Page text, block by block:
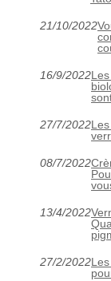
21/10/2022
16/9/2022
27/7/2022
08/7/2022
13/4/2022
27/2/2022